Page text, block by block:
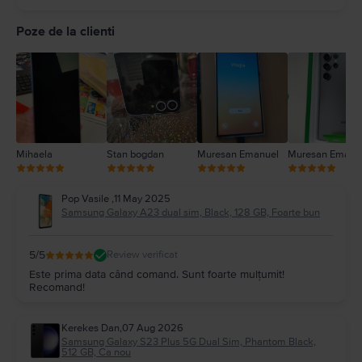
2
1
Poze de la clienti
Mihaela Stan bogdan Muresan Emanuel Muresan
Pop Vasile ,11 May 2025
Samsung Galaxy A23 dual sim, Black, 128 GB, Foarte bun
5/5 Review verificat
Este prima data când comand. Sunt foarte mulțumit!
Recomand!
Kerekes Dan,07 Aug 2026
Samsung Galaxy S23 Plus 5G Dual Sim, Phantom Black,
512 GB, Ca nou